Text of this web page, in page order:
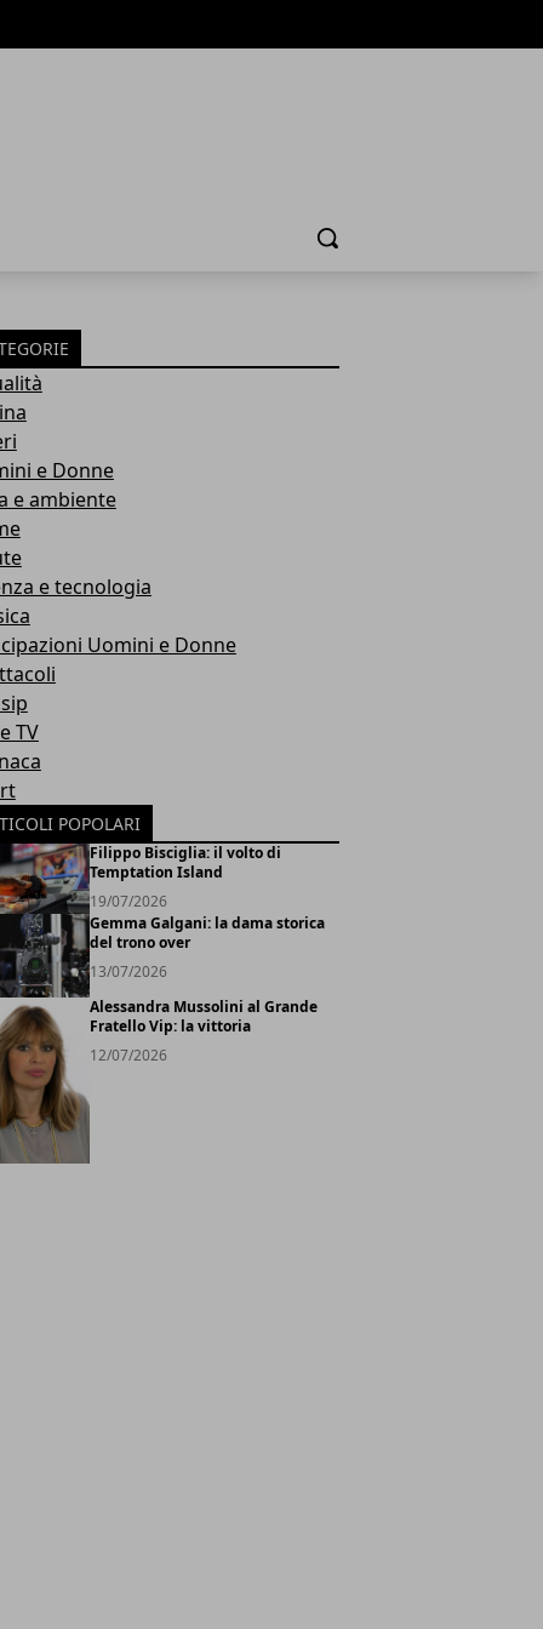
Cerca
e Donne
e ambiente
e tecnologia
Uomini e Donne
TV
POPOLARI
Filippo Bisciglia: il volto di
Temptation Island
19/07/2026
Gemma Galgani: la dama storica
del trono over
13/07/2026
Alessandra Mussolini al Grande
Fratello Vip: la vittoria
12/07/2026